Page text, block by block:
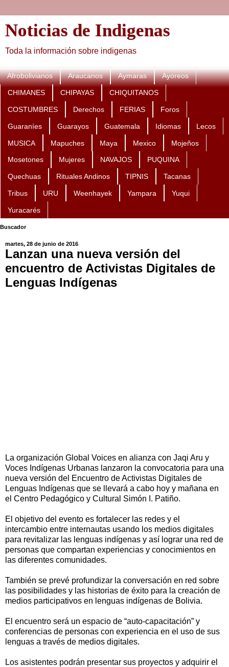
Noticias de Indigenas
Toda la información sobre indigenas
Afrobolivianos Araucanos Aymaras Ayoreos
CHIMANES CHIPAYAS CHIQUITANOS
COSTUMBRES Derechos FERIAS Foros
Guaraníes Guarayos Guatemala Idiomas Lecos
MUSICA Mapuches Maya Mexico Mojeños
Mosetones Mujeres NAVAJOS PUQUINA
Quechuas Rituales Andinos TIPNIS Tacanas
Tribus URU Weenhayek Yampara Yuqui
Yuracarés
Buscador
martes, 28 de junio de 2016
Lanzan una nueva versión del
encuentro de Activistas Digitales de
Lenguas Indígenas
La organización Global Voices en alianza con Jaqi Aru y
Voces Indígenas Urbanas lanzaron la convocatoria para una
nueva versión del Encuentro de Activistas Digitales de
Lenguas Indígenas que se llevará a cabo hoy y mañana en
el Centro Pedagógico y Cultural Simón I. Patiño.
El objetivo del evento es fortalecer las redes y el
intercambio entre internautas usando los medios digitales
para revitalizar las lenguas indígenas y así lograr una red de
personas que compartan experiencias y conocimientos en
las diferentes comunidades.
También se prevé profundizar la conversación en red sobre
las posibilidades y las historias de éxito para la creación de
medios participativos en lenguas indígenas de Bolivia.
El encuentro será un espacio de “auto-capacitación” y
conferencias de personas con experiencia en el uso de sus
lenguas a través de medios digitales.
Los asistentes podrán presentar sus proyectos y adquirir el